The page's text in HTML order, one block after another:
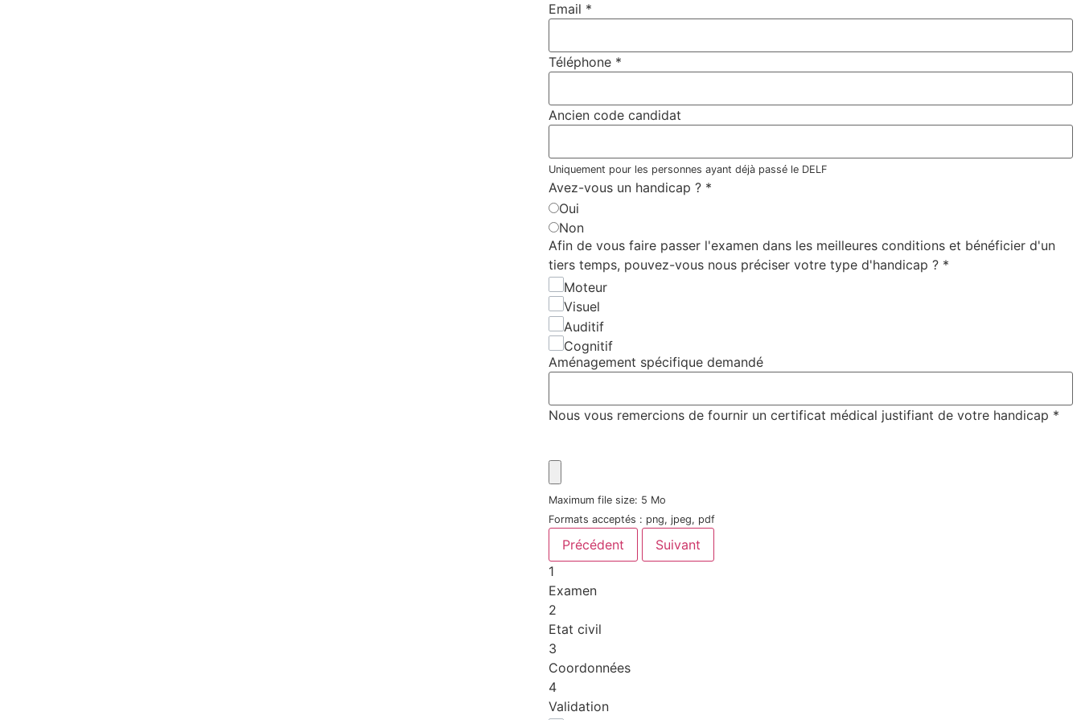
Email *
Téléphone *
Ancien code candidat
Uniquement pour les personnes ayant déjà passé le DELF
Avez-vous un handicap ? *
Oui
Non
Afin de vous faire passer l'examen dans les meilleures conditions et bénéficier d'un
tiers temps, pouvez-vous nous préciser votre type d'handicap ? *
Moteur
Visuel
Auditif
Cognitif
Aménagement spécifique demandé
Nous vous remercions de fournir un certificat médical justifiant de votre handicap *
Maximum file size: 5 Mo
Formats acceptés : png, jpeg, pdf
Précédent
Suivant
1
Examen
2
Etat civil
3
Coordonnées
4
Validation